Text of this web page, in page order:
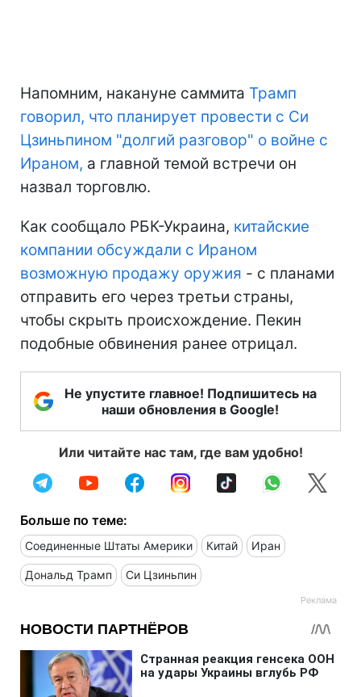
Напомним, накануне саммита Трамп
говорил, что планирует провести с Си
Цзиньпином "долгий разговор" о войне с
Ираном, а главной темой встречи он
назвал торговлю.
Как сообщало РБК-Украина, китайские
компании обсуждали с Ираном
возможную продажу оружия - с планами
отправить его через третьи страны,
чтобы скрыть происхождение. Пекин
подобные обвинения ранее отрицал.
Не упустите главное! Подпишитесь на
наши обновления в Google!
Или читайте нас там, где вам удобно!
Больше по теме:
Соединенные Штаты Америки Китай Иран
Дональд Трамп Си Цзиньпин